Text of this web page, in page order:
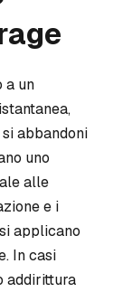
a un
abbandoni
uno
alle
e i
applicano
In casi
addirittura